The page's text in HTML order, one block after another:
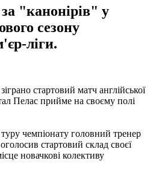
"канонірів" у
сезону
ліги.
стартовий матч англійської
Пелас прийме на своєму полі
чемпіонату головний тренер
стартовий склад своєї
новачкові колективу